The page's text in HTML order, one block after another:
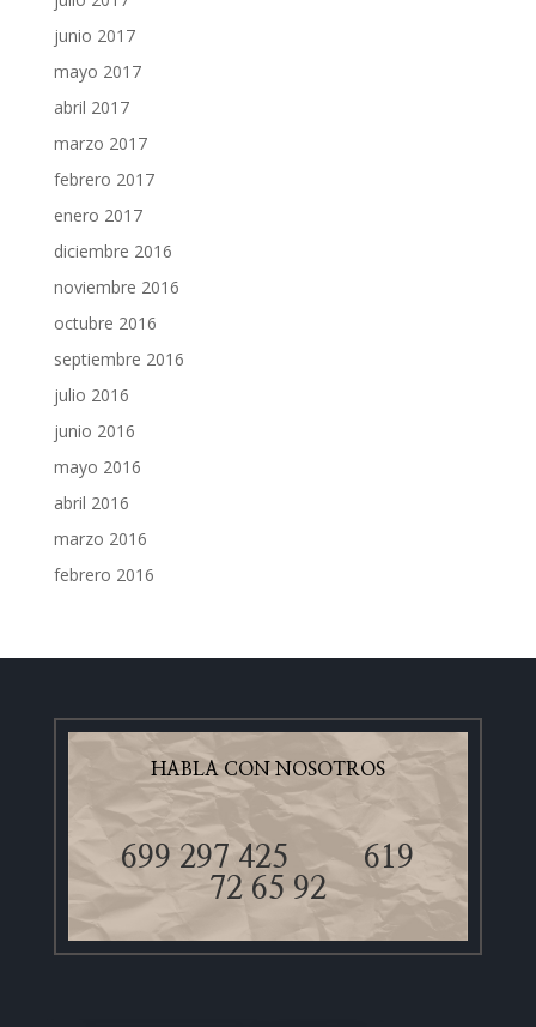
junio 2017
mayo 2017
abril 2017
marzo 2017
febrero 2017
enero 2017
diciembre 2016
noviembre 2016
octubre 2016
septiembre 2016
julio 2016
junio 2016
mayo 2016
abril 2016
marzo 2016
febrero 2016
HABLA CON NOSOTROS
699 297 425619
72 65 92